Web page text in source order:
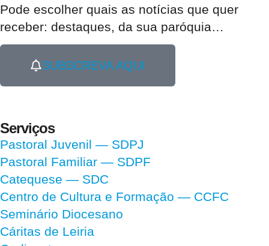
Pode escolher quais as notícias que quer
receber: destaques, da sua paróquia…
SUBSCREVA AQUI
Serviços
Pastoral Juvenil — SDPJ
Pastoral Familiar — SDPF
Catequese — SDC
Centro de Cultura e Formação — CCFC
Seminário Diocesano
Cáritas de Leiria